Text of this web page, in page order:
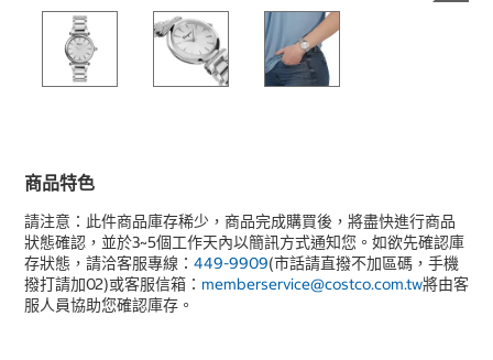
商品特色
請注意：此件商品庫存稀少，商品完成購買後，將盡快進行商品
狀態確認，並於3~5個工作天內以簡訊方式通知您。如欲先確認庫
存狀態，請洽客服專線： 449-9909(市話請直撥不加區碼，手機
撥打請加02)或客服信箱： memberservice@costco.com.tw將由客
服人員協助您確認庫存。